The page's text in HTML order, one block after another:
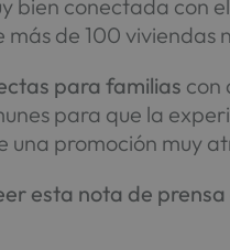
bien conectada con
de 100 viviendas
para familias con
para que la
una promoción muy
esta nota de